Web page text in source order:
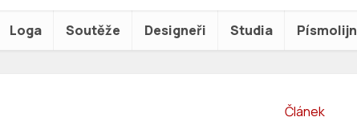
Loga Soutěže Designeři Studia
Článek